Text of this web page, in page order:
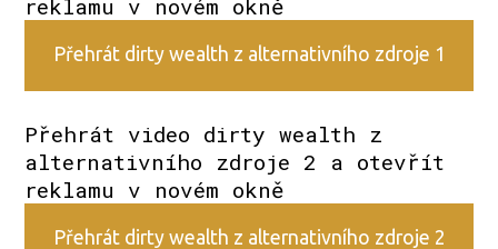
reklamu v novém okně
Přehrát dirty wealth z alternativního zdroje 1
Přehrát video dirty wealth z
alternativního zdroje 2 a otevřít
reklamu v novém okně
Přehrát dirty wealth z alternativního zdroje 2